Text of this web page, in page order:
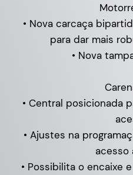
• Nova carcaça
para dar mais
• Nova
• Central posicionada
• Ajustes na
acesso
• Possibilita o encaixe